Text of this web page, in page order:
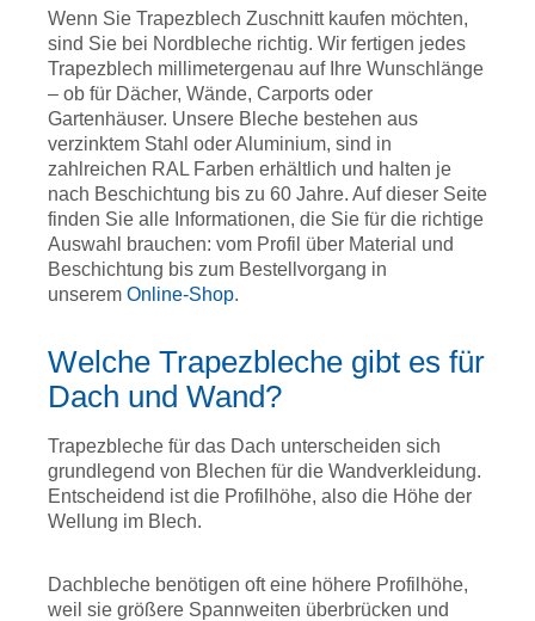
Wenn Sie Trapezblech Zuschnitt kaufen möchten,
sind Sie bei Nordbleche richtig. Wir fertigen jedes
Trapezblech millimetergenau auf Ihre Wunschlänge
– ob für Dächer, Wände, Carports oder
Gartenhäuser. Unsere Bleche bestehen aus
verzinktem Stahl oder Aluminium, sind in
zahlreichen RAL Farben erhältlich und halten je
nach Beschichtung bis zu 60 Jahre. Auf dieser Seite
finden Sie alle Informationen, die Sie für die richtige
Auswahl brauchen: vom Profil über Material und
Beschichtung bis zum Bestellvorgang in
unserem Online-Shop.
Welche Trapezbleche gibt es für
Dach und Wand?
Trapezbleche für das Dach unterscheiden sich
grundlegend von Blechen für die Wandverkleidung.
Entscheidend ist die Profilhöhe, also die Höhe der
Wellung im Blech.
Dachbleche benötigen oft eine höhere Profilhöhe,
weil sie größere Spannweiten überbrücken und